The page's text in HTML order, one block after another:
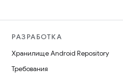
РАЗРАБОТКА
Хранилище Android Repository
Требования